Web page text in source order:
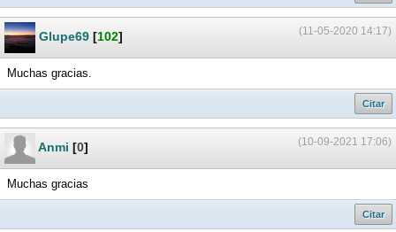
(11-05-2020 14:17)
Glupe69 [102]
Muchas gracias.
Citar
(10-09-2021 17:06)
Anmi [0]
Muchas gracias
Citar